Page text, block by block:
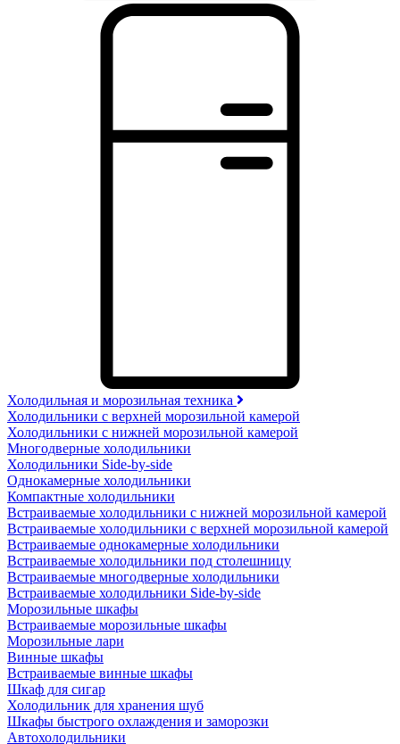
Холодильная и морозильная техника
Холодильники с верхней морозильной камерой
Холодильники с нижней морозильной камерой
Многодверные холодильники
Холодильники Side-by-side
Однокамерные холодильники
Компактные холодильники
Встраиваемые холодильники с нижней морозильной камерой
Встраиваемые холодильники с верхней морозильной камерой
Встраиваемые однокамерные холодильники
Встраиваемые холодильники под столешницу
Встраиваемые многодверные холодильники
Встраиваемые холодильники Side-by-side
Морозильные шкафы
Встраиваемые морозильные шкафы
Морозильные лари
Винные шкафы
Встраиваемые винные шкафы
Шкаф для сигар
Холодильник для хранения шуб
Шкафы быстрого охлаждения и заморозки
Автохолодильники